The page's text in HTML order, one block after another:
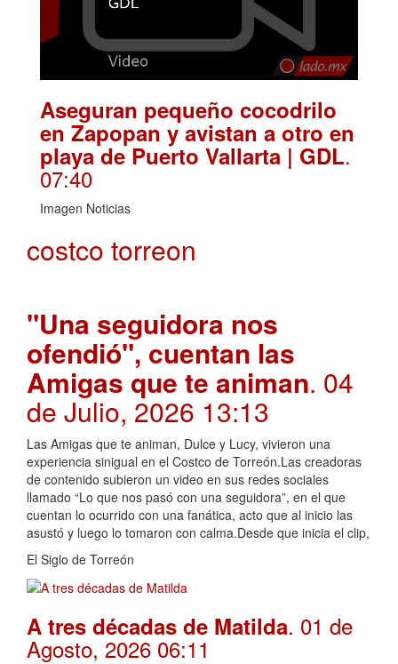
Aseguran pequeño cocodrilo
en Zapopan y avistan a otro en
playa de Puerto Vallarta | GDL.
07:40
Imagen Noticias
costco torreon
"Una seguidora nos
ofendió", cuentan las
Amigas que te animan. 04
de Julio, 2026 13:13
Las Amigas que te animan, Dulce y Lucy, vivieron una
experiencia sinigual en el Costco de Torreón.Las creadoras
de contenido subieron un video en sus redes sociales
llamado “Lo que nos pasó con una seguidora”, en el que
cuentan lo ocurrido con una fanática, acto que al inicio las
asustó y luego lo tomaron con calma.Desde que inicia el clip,
El Siglo de Torreón
A tres décadas de Matilda. 01 de
Agosto, 2026 06:11